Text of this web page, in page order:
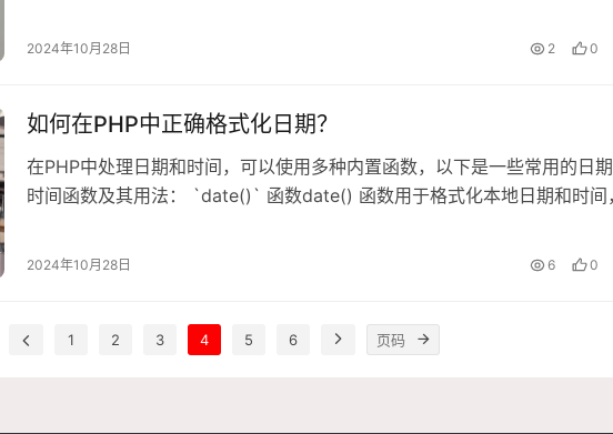
工作在开始之前，确保你有以下条件：- 一台运行 PHP 的服务器（如……
2024年10月28日 2 0
如何在PHP中正确格式化日期？
在PHP中处理日期和时间，可以使用多种内置函数，以下是一些常用的日
时间函数及其用法： `date()` 函数date() 函数用于格式化本地日期和时间，
数:$format: 必需，规……
2024年10月28日 6 0
1 2 3 4 5 6